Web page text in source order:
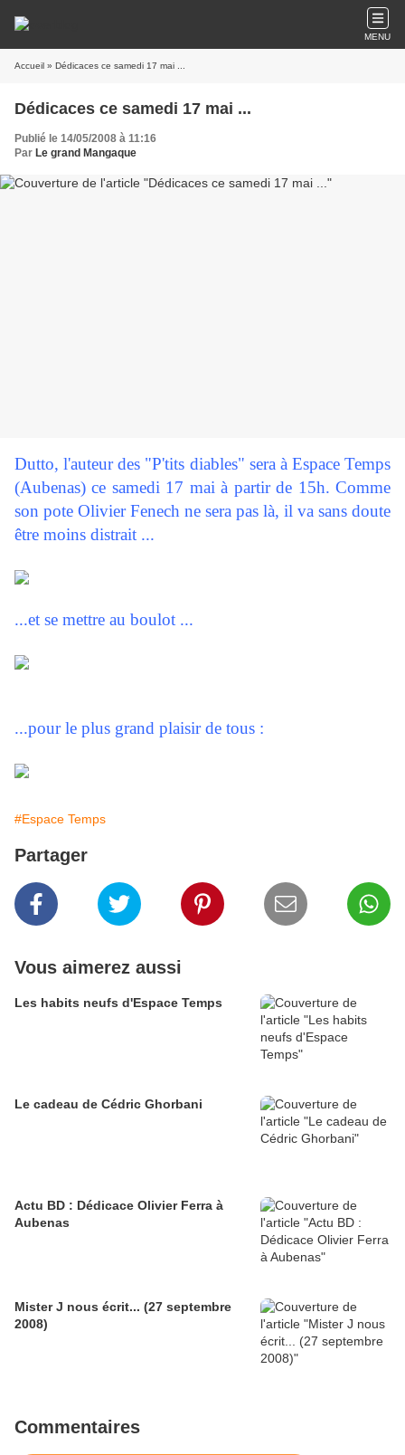
MENU
Accueil » Dédicaces ce samedi 17 mai ...
Dédicaces ce samedi 17 mai ...
Publié le 14/05/2008 à 11:16
Par Le grand Mangaque
Dutto, l'auteur des "P'tits diables" sera à Espace Temps
(Aubenas) ce samedi 17 mai à partir de 15h. Comme
son pote Olivier Fenech ne sera pas là, il va sans doute
être moins distrait ...
...et se mettre au boulot ...
...pour le plus grand plaisir de tous :
#Espace Temps
Partager
Vous aimerez aussi
Les habits neufs d'Espace Temps
Le cadeau de Cédric Ghorbani
Actu BD : Dédicace Olivier Ferra à
Aubenas
Mister J nous écrit... (27 septembre
2008)
Commentaires